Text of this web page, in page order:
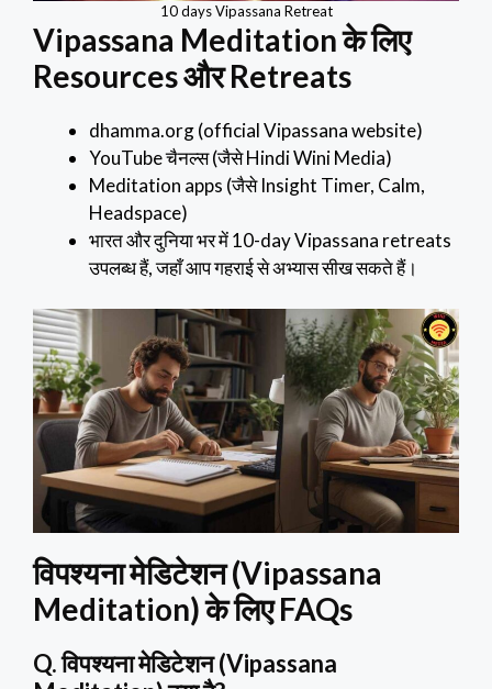
10 days Vipassana Retreat
Vipassana Meditation के लिए
Resources और Retreats
dhamma.org (official Vipassana website)
YouTube चैनल्स (जैसे Hindi Wini Media)
Meditation apps (जैसे Insight Timer, Calm,
Headspace)
भारत और दुनिया भर में 10-day Vipassana retreats
उपलब्ध हैं, जहाँ आप गहराई से अभ्यास सीख सकते हैं।
विपश्यना मेडिटेशन (Vipassana
Meditation) के लिए FAQs
Q. विपश्यना मेडिटेशन (Vipassana